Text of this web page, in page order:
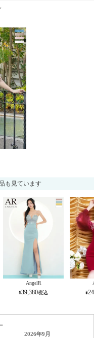
も見ています
AngelR
39,380
2026年9月